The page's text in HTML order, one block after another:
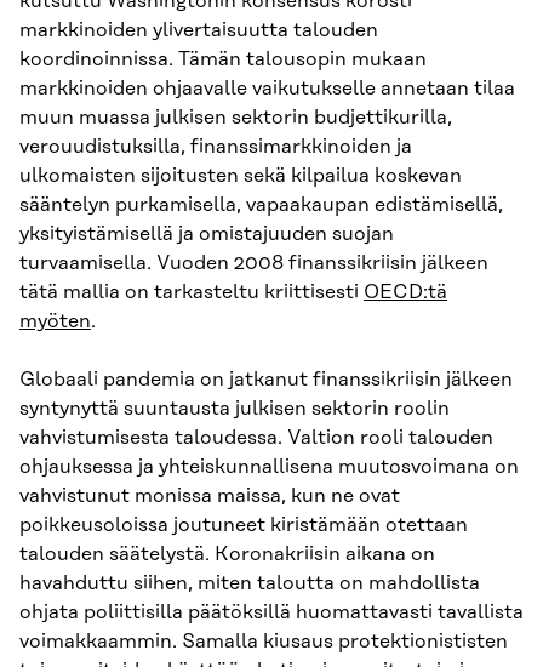
markkinoiden ylivertaisuutta talouden
koordinoinnissa. Tämän talousopin mukaan
markkinoiden ohjaavalle vaikutukselle annetaan tilaa
muun muassa julkisen sektorin budjettikurilla,
verouudistuksilla, finanssimarkkinoiden ja
ulkomaisten sijoitusten sekä kilpailua koskevan
sääntelyn purkamisella, vapaakaupan edistämisellä,
yksityistämisellä ja omistajuuden suojan
turvaamisella. Vuoden 2008 finanssikriisin jälkeen
tätä mallia on tarkasteltu kriittisesti OECD:tä
myöten.
Globaali pandemia on jatkanut finanssikriisin jälkeen
syntynyttä suuntausta julkisen sektorin roolin
vahvistumisesta taloudessa. Valtion rooli talouden
ohjauksessa ja yhteiskunnallisena muutosvoimana on
vahvistunut monissa maissa, kun ne ovat
poikkeusoloissa joutuneet kiristämään otettaan
talouden säätelystä. Koronakriisin aikana on
havahduttu siihen, miten taloutta on mahdollista
ohjata poliittisilla päätöksillä huomattavasti tavallista
voimakkaammin. Samalla kiusaus protektionististen